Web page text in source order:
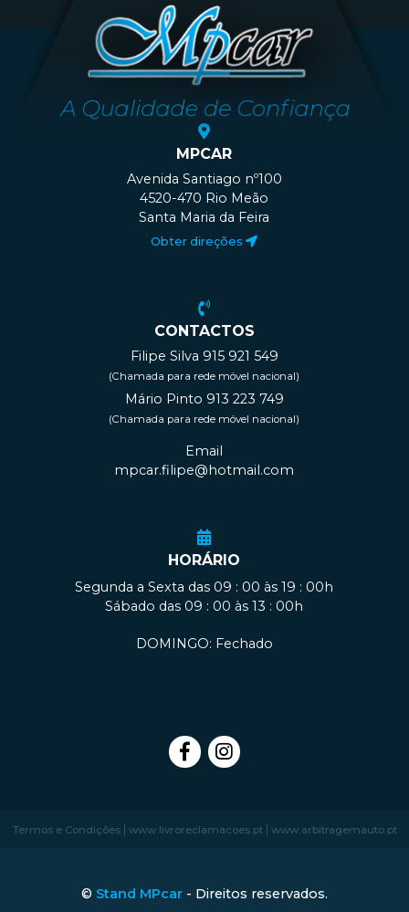
MPCAR
Avenida Santiago nº100
4520-470 Rio Meão
Santa Maria da Feira
Obter direções
CONTACTOS
Filipe Silva 915 921 549
(Chamada para rede móvel nacional)
Mário Pinto 913 223 749
(Chamada para rede móvel nacional)
Email
mpcar.filipe@hotmail.com
HORÁRIO
Segunda a Sexta das 09 : 00 às 19 : 00h
Sábado das 09 : 00 às 13 : 00h
DOMINGO: Fechado
Termos e Condições| www.livroreclamacoes.pt| www.arbitragemauto.pt
© Stand MPcar- Direitos reservados.